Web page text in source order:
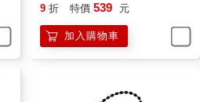
9 折 特價 539 元
加入購物車